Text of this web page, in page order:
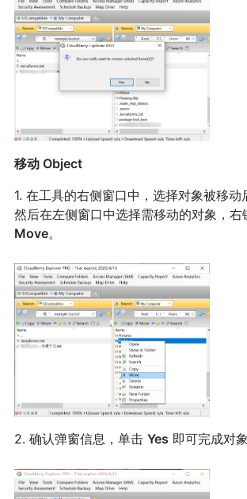
移动 Object
1. 在工具的右侧窗口中，选择对象被移动
然后在左侧窗口中选择需移动的对象，右
Move。
2. 确认弹窗信息，单击 Yes 即可完成对